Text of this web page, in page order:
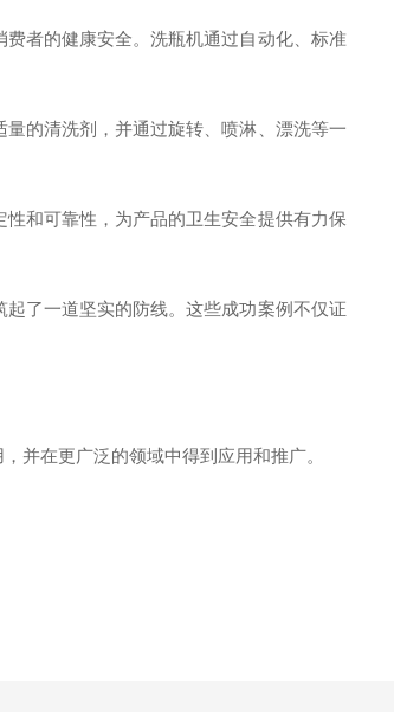
者的健康安全。洗瓶机通过自动化、标准
的清洗剂，并通过旋转、喷淋、漂洗等一
和可靠性，为产品的卫生安全提供有力保
了一道坚实的防线。这些成功案例不仅证
并在更广泛的领域中得到应用和推广。